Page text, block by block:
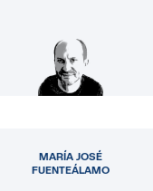
MARÍA JOSÉ
FUENTEÁLAMO